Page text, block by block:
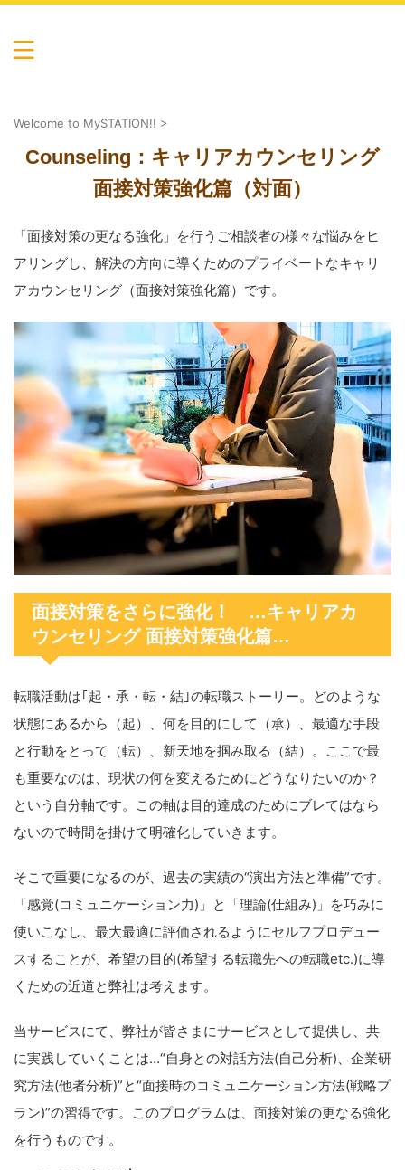
Welcome to MySTATION!! >
Counseling：キャリアカウンセリング
面接対策強化篇（対面）
「面接対策の更なる強化」を行うご相談者の様々な悩みをヒ
アリングし、解決の方向に導くためのプライベートなキャリ
アカウンセリング（面接対策強化篇）です。
面接対策をさらに強化！ …キャリアカ
ウンセリング 面接対策強化篇…
転職活動は｢起・承・転・結｣の転職ストーリー。どのような
状態にあるから（起）、何を目的にして（承）、最適な手段
と行動をとって（転）、新天地を掴み取る（結）。ここで最
も重要なのは、現状の何を変えるためにどうなりたいのか？
という自分軸です。この軸は目的達成のためにブレてはなら
ないので時間を掛けて明確化していきます。
そこで重要になるのが、過去の実績の“演出方法と準備”です。
「感覚(コミュニケーション力)」と「理論(仕組み)」を巧みに
使いこなし、最大最適に評価されるようにセルフプロデュー
スすることが、希望の目的(希望する転職先への転職etc.)に導
くための近道と弊社は考えます。
当サービスにて、弊社が皆さまにサービスとして提供し、共
に実践していくことは…“自身との対話方法(自己分析)、企業研
究方法(他者分析)”と“面接時のコミュニケーション方法(戦略プ
ラン)”の習得です。このプログラムは、面接対策の更なる強化
を行うものです。